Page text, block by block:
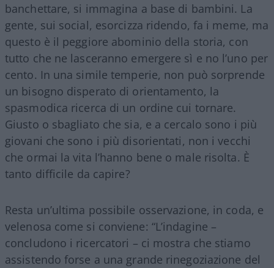
banchettare, si immagina a base di bambini. La
gente, sui social, esorcizza ridendo, fa i meme, ma
questo è il peggiore abominio della storia, con
tutto che ne lasceranno emergere sì e no l’uno per
cento. In una simile temperie, non può sorprende
un bisogno disperato di orientamento, la
spasmodica ricerca di un ordine cui tornare.
Giusto o sbagliato che sia, e a cercalo sono i più
giovani che sono i più disorientati, non i vecchi
che ormai la vita l’hanno bene o male risolta. È
tanto difficile da capire?
Resta un’ultima possibile osservazione, in coda, e
velenosa come si conviene: “L’indagine –
concludono i ricercatori – ci mostra che stiamo
assistendo forse a una grande rinegoziazione del